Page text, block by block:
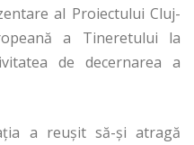
al Proiectului Cluj-
a Tineretului la
de decernarea a
a reuşit să-şi atragă